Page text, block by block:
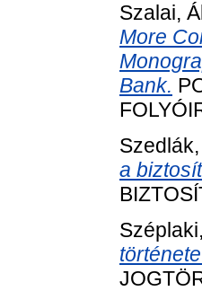
Szalai,
More
Bank.
a